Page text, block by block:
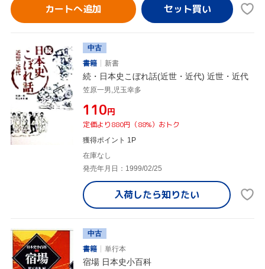
カートへ追加
中古
書籍
新書
続・日本史こぼれ話(近世・近代) 近世・近代
笠原一男,児玉幸多
¥110円
定価より880円（88%）おトク
獲得ポイント 1P
在庫なし
発売年月日：1999/02/25
入荷したら知りたい
中古
書籍
単行本
宿場 日本史小百科